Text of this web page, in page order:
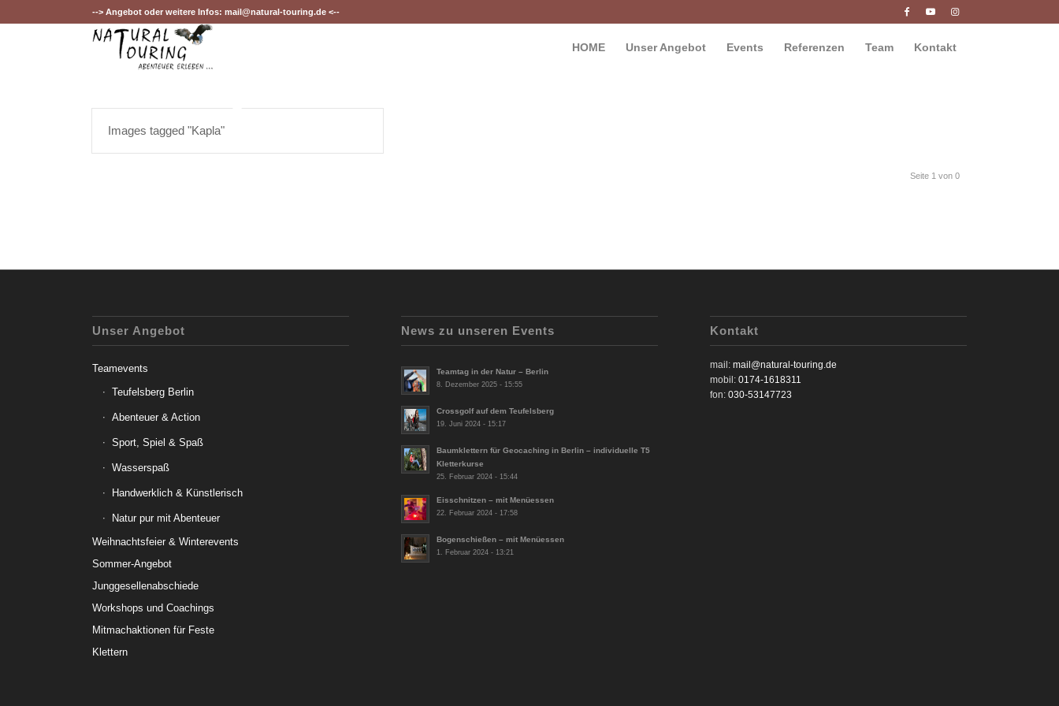
--> Angebot oder weitere Infos:mail@natural-touring.de <--
HOME Unser Angebot Events Referenzen Team Kontakt
Images tagged "Kapla"
Seite 1 von 0
Unser Angebot
Teamevents
Teufelsberg Berlin
Abenteuer & Action
Sport, Spiel & Spaß
Wasserspaß
Handwerklich & Künstlerisch
Natur pur mit Abenteuer
Weihnachtsfeier & Winterevents
Sommer-Angebot
Junggesellenabschiede
Workshops und Coachings
Mitmachaktionen für Feste
Klettern
News zu unseren Events
Teamtag in der Natur – Berlin
8. Dezember 2025 - 15:55
Crossgolf auf dem Teufelsberg
19. Juni 2024 - 15:17
Baumklettern für Geocaching in Berlin – individuelle T5
Kletterkurse
25. Februar 2024 - 15:44
Eisschnitzen – mit Menüessen
22. Februar 2024 - 17:58
Bogenschießen – mit Menüessen
1. Februar 2024 - 13:21
Kontakt
mail:mail@natural-touring.de
mobil:0174-1618311
fon:030-53147723